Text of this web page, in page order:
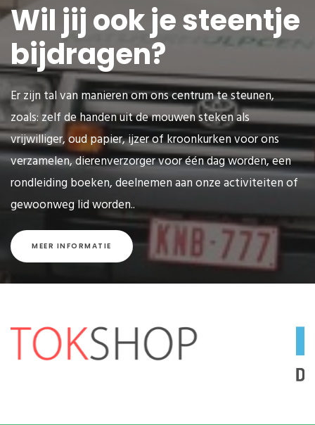
Wil jij ook je steentje
bijdragen?
Er zijn tal van manieren om ons centrum te steunen,
zoals: zelf de handen uit de mouwen steken als
vrijwilliger, oud papier, ijzer of kroonkurken voor ons
verzamelen, dierenverzorger voor één dag worden, een
rondleiding boeken, deelnemen aan onze activiteiten of
gewoonweg lid worden..
MEER INFORMATIE